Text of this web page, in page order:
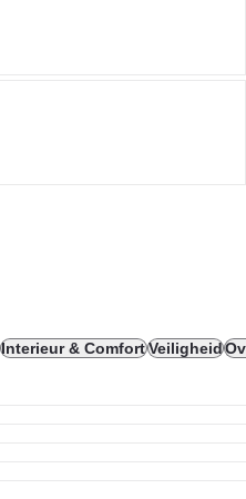
Interieur & ComfortVeiligheid